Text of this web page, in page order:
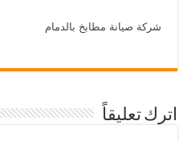
شركة صيانة مطابخ بالدمام
اترك تعليقاً